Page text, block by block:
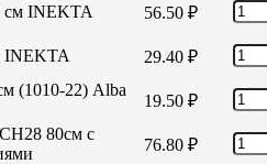
см INEKTA 56.50 ₽
INEKTA 29.40 ₽
(1010-22) Alba
19.50 ₽
80см с
76.80 ₽